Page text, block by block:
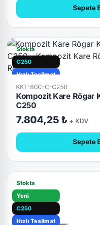
Sepete
Stokta
C250
Hızlı Teslimat
KKT-800-C-C250
Kompozit Kare Rögar
C250
7.804,25 ₺ + KDV
Sepete
Stokta
Yeni
C250
Hızlı Teslimat